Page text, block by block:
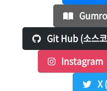
Git Hub (소스
Instagram
X